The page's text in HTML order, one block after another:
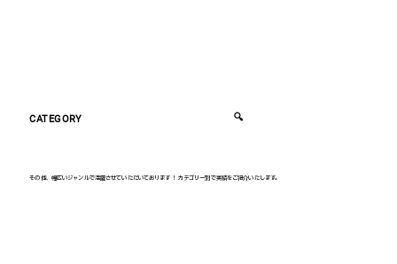
CATEGORY 🔍
その他、幅広いジャンルで活躍させていただいております！ カテゴリー別で実績をご紹介いたします。